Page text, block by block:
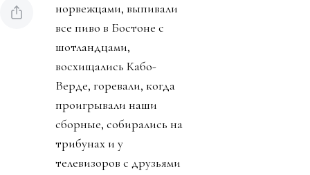
норвежцами, выпивали
все пиво в Бостоне с
шотландцами,
восхищались Кабо-
Верде, горевали, когда
проигрывали наши
сборные, собирались на
трибунах и у
телевизоров с друзьями